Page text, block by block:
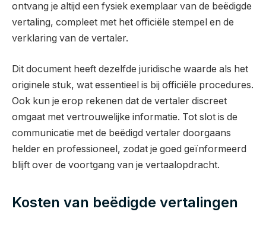
ontvang je altijd een fysiek exemplaar van de beëdigde
vertaling, compleet met het officiële stempel en de
verklaring van de vertaler.
Dit document heeft dezelfde juridische waarde als het
originele stuk, wat essentieel is bij officiële procedures.
Ook kun je erop rekenen dat de vertaler discreet
omgaat met vertrouwelijke informatie. Tot slot is de
communicatie met de beëdigd vertaler doorgaans
helder en professioneel, zodat je goed geïnformeerd
blijft over de voortgang van je vertaalopdracht.
Kosten van beëdigde vertalingen